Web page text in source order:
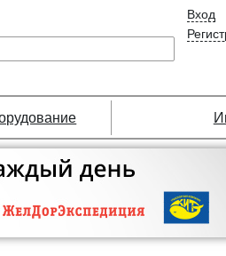
Вход